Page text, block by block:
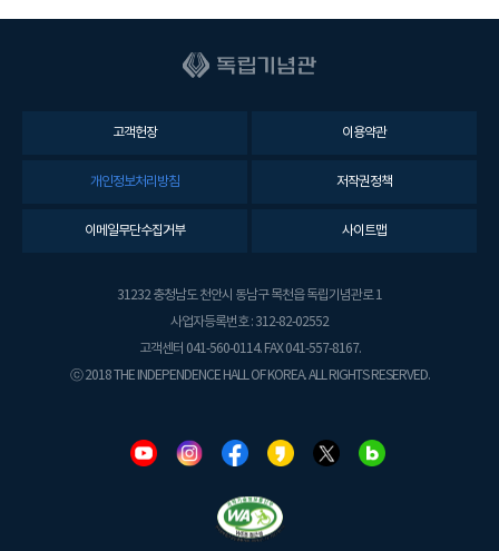
고객헌장 이용약관
개인정보처리방침 저작권정책
이메일무단수집거부 사이트맵
31232 충청남도 천안시 동남구 목천읍 독립기념관로 1
사업자등록번호 : 312-82-02552
고객센터 041-560-0114. FAX 041-557-8167.
ⓒ 2018 THE INDEPENDENCE HALL OF KOREA. ALL RIGHTS RESERVED.